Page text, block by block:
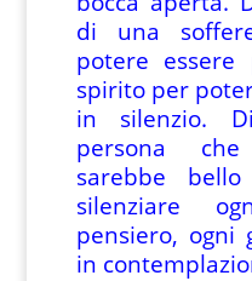
di una
potere
spirito per
in silenzio.
persona
sarebbe
silenziare
pensiero, ogni
in